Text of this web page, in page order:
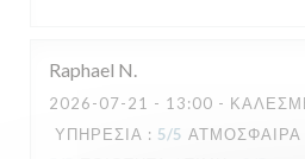
Raphael N
2026-07-21 - 13:00 -
ΥΠΗΡΕΣΊΑ : 5/5 ΑΤΜΌΣΦΑΙΡΑ